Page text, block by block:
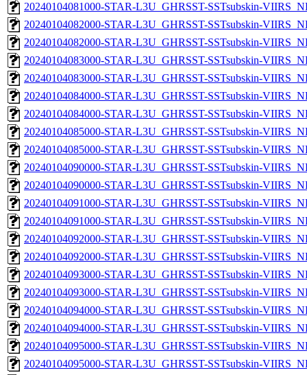
20240104081000-STAR-L3U_GHRSST-SSTsubskin-
20240104082000-STAR-L3U_GHRSST-SSTsubskin-
20240104082000-STAR-L3U_GHRSST-SSTsubskin-
20240104083000-STAR-L3U_GHRSST-SSTsubskin-
20240104083000-STAR-L3U_GHRSST-SSTsubskin-
20240104084000-STAR-L3U_GHRSST-SSTsubskin-
20240104084000-STAR-L3U_GHRSST-SSTsubskin-
20240104085000-STAR-L3U_GHRSST-SSTsubskin-
20240104085000-STAR-L3U_GHRSST-SSTsubskin-
20240104090000-STAR-L3U_GHRSST-SSTsubskin-
20240104090000-STAR-L3U_GHRSST-SSTsubskin-
20240104091000-STAR-L3U_GHRSST-SSTsubskin-
20240104091000-STAR-L3U_GHRSST-SSTsubskin-
20240104092000-STAR-L3U_GHRSST-SSTsubskin-
20240104092000-STAR-L3U_GHRSST-SSTsubskin-
20240104093000-STAR-L3U_GHRSST-SSTsubskin-
20240104093000-STAR-L3U_GHRSST-SSTsubskin-
20240104094000-STAR-L3U_GHRSST-SSTsubskin-
20240104094000-STAR-L3U_GHRSST-SSTsubskin-
20240104095000-STAR-L3U_GHRSST-SSTsubskin-
20240104095000-STAR-L3U_GHRSST-SSTsubskin-